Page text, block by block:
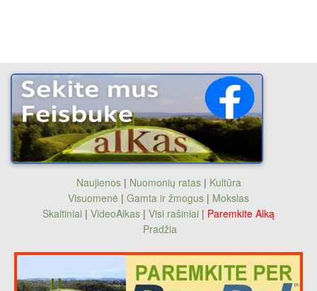
Naujienos| Nuomonių ratas| Kultūra
Visuomenė | Gamta ir žmogus | Mokslas
Skaitiniai | VideoAlkas | Visi rašiniai | Paremkite Alką
Pradžia